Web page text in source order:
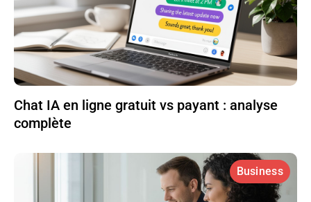
Chat IA en ligne gratuit vs payant : analyse
complète
Business